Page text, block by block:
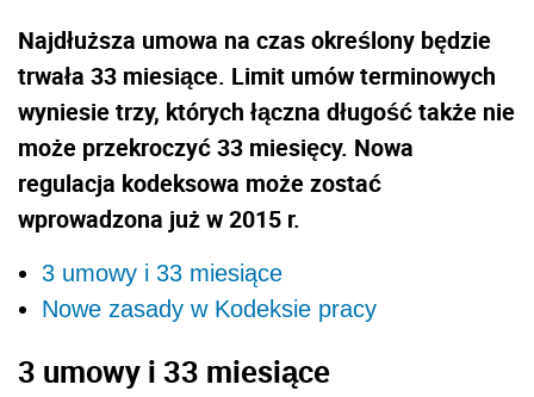
Najdłuższa umowa na czas określony będzie
trwała 33 miesiące. Limit umów terminowych
wyniesie trzy, których łączna długość także nie
może przekroczyć 33 miesięcy. Nowa
regulacja kodeksowa może zostać
wprowadzona już w 2015 r.
3 umowy i 33 miesiące
Nowe zasady w Kodeksie pracy
3 umowy i 33 miesiące